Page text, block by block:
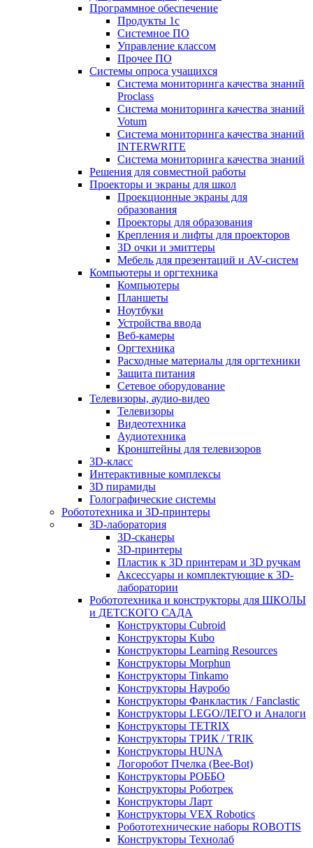
Программное обеспечение
Продукты 1с
Системное ПО
Управление классом
Прочее ПО
Системы опроса учащихся
Система мониторинга качества знаний
Proclass
Система мониторинга качества знаний
Votum
Система мониторинга качества знаний
INTERWRITE
Система мониторинга качества знаний
Решения для совместной работы
Проекторы и экраны для школ
Проекционные экраны для
образования
Проекторы для образования
Крепления и лифты для проекторов
3D очки и эмиттеры
Мебель для презентаций и AV-систем
Компьютеры и оргтехника
Компьютеры
Планшеты
Ноутбуки
Устройства ввода
Веб-камеры
Оргтехника
Расходные материалы для оргтехники
Защита питания
Сетевое оборудование
Телевизоры, аудио-видео
Телевизоры
Видеотехника
Аудиотехника
Кронштейны для телевизоров
3D-класс
Интерактивные комплексы
3D пирамиды
Голографические системы
Робототехника и 3D-принтеры
3D-лаборатория
3D-сканеры
3D-принтеры
Пластик к 3D принтерам и 3D ручкам
Аксессуары и комплектующие к 3D-
лаборатории
Робототехника и конструкторы для ШКОЛЫ
и ДЕТСКОГО САДА
Конструкторы Cubroid
Конструкторы Kubo
Конструкторы Learning Resources
Конструкторы Morphun
Конструкторы Tinkamo
Конструкторы Науробо
Конструкторы Фанкластик / Fanclastic
Конструкторы LEGO/ЛЕГО и Аналоги
Конструкторы TETRIX
Конструкторы ТРИК / TRIK
Конструкторы HUNA
Логоробот Пчелка (Bee-Bot)
Конструкторы РОББО
Конструкторы Роботрек
Конструкторы Ларт
Конструкторы VEX Robotics
Робототехнические наборы ROBOTIS
Конструкторы Технолаб